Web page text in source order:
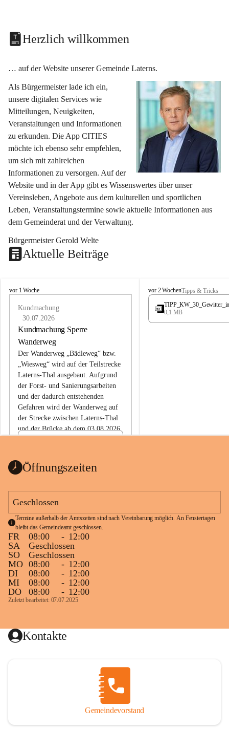
Herzlich willkommen
… auf der Website unserer Gemeinde Laterns.
Als Bürgermeister lade ich ein,
unsere digitalen Services wie
Mitteilungen, Neuigkeiten,
Veranstaltungen und Informationen
zu erkunden. Die App CITIES
möchte ich ebenso sehr empfehlen,
um sich mit zahlreichen
Informationen zu versorgen. Auf der
Website und in der App gibt es Wissenswertes über unser
Vereinsleben, Angebote aus dem kulturellen und sportlichen
Leben, Veranstaltungstermine sowie aktuelle Informationen aus
dem Gemeinderat und der Verwaltung.
Bürgermeister Gerold Welte
Aktuelle Beiträge
L
vor 1 Woche
Kundmachung
30.07.2026
Kundmachung Sperre
Wanderweg
Der Wanderweg „Bädleweg“ bzw.
„Wiesweg“ wird auf der Teilstrecke
Laterns-Thal ausgebaut. Aufgrund
der Forst- und Sanierungsarbeiten
und der dadurch entstehenden
Gefahren wird der Wanderweg auf
der Strecke zwischen Laterns-Thal
und der Brücke ab dem 03.08.2026
ht
1 Seite•0,1 MB
L
a
e
vor 2 WochenTipps & Tricks
0,1 MB
Öffnungszeiten
Geschlossen
Termine außerhalb der Amtszeiten sind nach Vereinbarung möglich. An Fenstertagen
bleibt das Gemeindeamt geschlossen.
FR 08:00 - 12:00
SA
Geschlossen
SO
Geschlossen
MO 08:00 - 12:00
DI
08:00 - 12:00
MI
08:00 - 12:00
DO
08:00 - 12:00
Zuletzt bearbeitet: 07.07.2025
Kontakte
Gemeindevorstand